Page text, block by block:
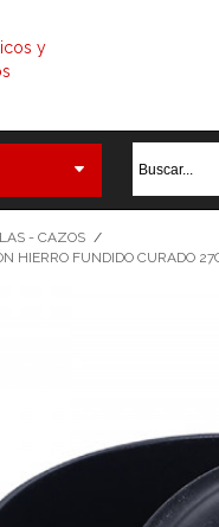
- CAZOS /
HIERRO FUNDIDO CURADO